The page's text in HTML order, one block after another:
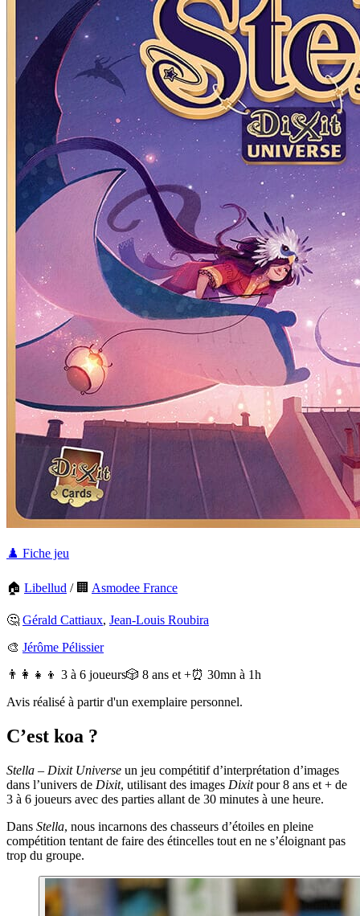
♟️ Fiche jeu
🏠 Libellud / 🏢 Asmodee France
🤔 Gérald Cattiaux, Jean-Louis Roubira
🎨 Jérôme Pélissier
👨‍👩‍👧‍👦 3 à 6 joueurs🎲 8 ans et +⏰ 30mn à 1h
Avis réalisé à partir d'un exemplaire personnel.
C’est koa ?
Stella – Dixit Universe un jeu compétitif d’interprétation d’images
dans l’univers de Dixit, utilisant des images Dixitpour 8 ans et + de
3 à 6 joueurs avec des parties allant de 30 minutes à une heure.
Dans Stella, nous incarnons des chasseurs d’étoiles en pleine
compétition tentant de faire des étincelles tout en ne s’éloignant pas
trop du groupe.